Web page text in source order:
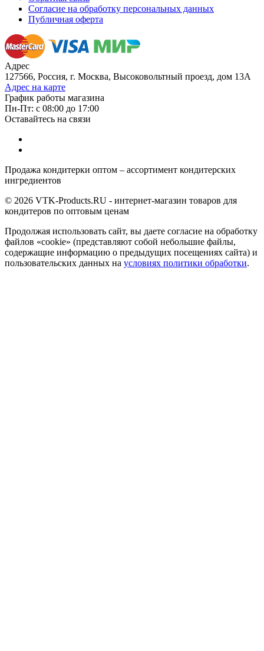
Согласие на обработку персональных данных
Публичная оферта
Адрес
127566, Россия, г. Москва, Высоковольтный проезд, дом 13А
Адрес на карте
График работы магазина
Пн-Пт: с 08:00 до 17:00
Оставайтесь на связи
Продажа кондитерки оптом – ассортимент кондитерских
ингредиентов
© 2026 VTK-Products.RU - интернет-магазин товаров для
кондитеров по оптовым ценам
Продолжая использовать сайт, вы даете согласие на обработку
файлов «cookie» (представляют собой небольшие файлы,
содержащие информацию о предыдущих посещениях сайта) и
пользовательских данных на условиях политики обработки.